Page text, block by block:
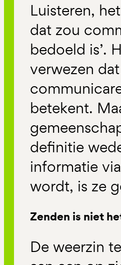
Luisteren,
dat zou
bedoeld is’.
verwezen
betekent.
definitie
informatie
wordt, is ze
Zenden is niet
De weerzin